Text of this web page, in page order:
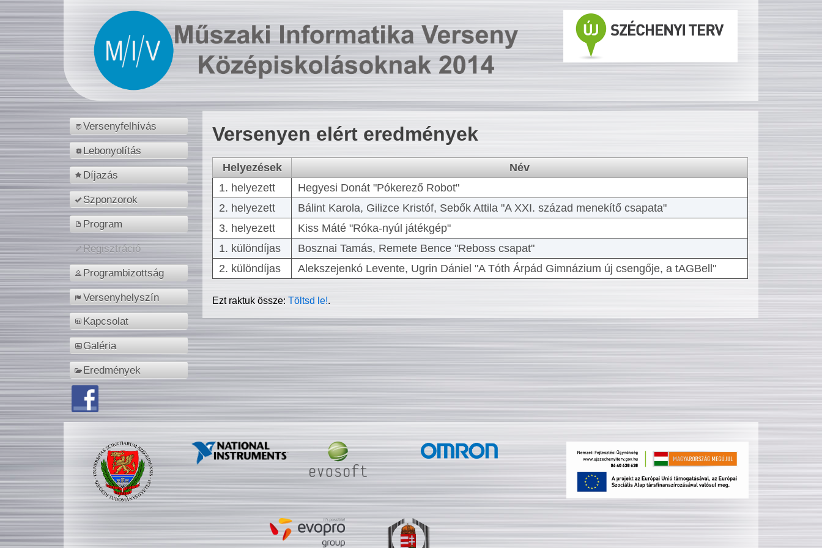
Versenyfelhívás
Lebonyolítás
Díjazás
Szponzorok
Program
Regisztráció
Programbizottság
Versenyhelyszín
Kapcsolat
Galéria
Eredmények
Versenyen elért eredmények
Helyezések
Név
1. helyezett
Hegyesi Donát "Pókerező Robot"
2. helyezett
Bálint Karola, Gilizce Kristóf, Sebők Attila "A XXI. század menekítő csapata"
3. helyezett
Kiss Máté "Róka-nyúl játékgép"
1. különdíjas
Bosznai Tamás, Remete Bence "Reboss csapat"
2. különdíjas
Alekszejenkó Levente, Ugrin Dániel "A Tóth Árpád Gimnázium új csengője, a tAGBell"
Ezt raktuk össze:Töltsd le!.